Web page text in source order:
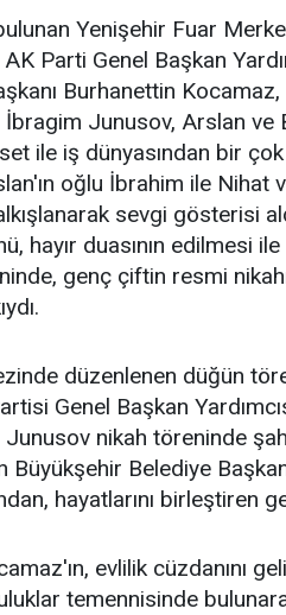
Yenişehir Fuar
Parti Genel Başkan
Burhanettin
Junusov, Arslan ve
ile iş dünyasından bir
oğlu İbrahim ile Nihat
sevgi gösterisi
hayır duasının edilmesi ile
genç çiftin resmi
düzenlenen düğün
Genel Başkan
Junusov nikah töreninde
Büyükşehir Belediye
hayatlarını birleştiren
evlilik cüzdanını
temennisinde